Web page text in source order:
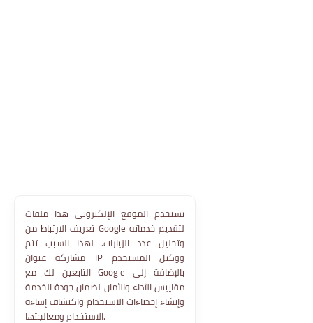
يستخدم الموقع الإلكتروني هذا ملفات
تعريف الارتباط من Google لتقديم خدماته
وتحليل عدد الزيارات. لهذا السبب تتم
مشاركة عنوان IP ووكيل المستخدم
التابعين لك مع Google بالإضافة إلى
مقاييس الأداء والأمان لضمان جودة الخدمة
وإنشاء إحصاءات الاستخدام واكتشاف إساءة
الاستخدام ومعالجتها.